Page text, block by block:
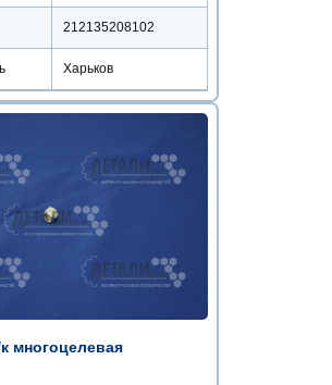
212135208102
Харьков
многоцелевая